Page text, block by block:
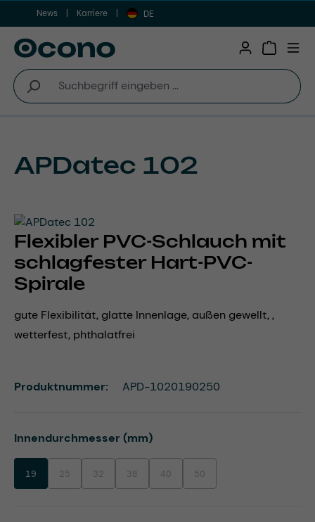
Zum Hauptinhalt springen
News Karriere DE
APDatec 102
Flexibler PVC-Schlauch mit
schlagfester Hart-PVC-
Spirale
gute Flexibilität, glatte Innenlage, außen gewellt, ,
wetterfest, phthalatfrei
Innendurchmesser (mm)auswählen
19 25(Diese Option ist zurzeit nicht verfügbar.)
32(Diese Option ist zurzeit nicht verfügbar.)
38(Diese Option ist zurzeit nicht verfügbar.)
40(Diese Option ist zurzeit nicht verfügbar.)
50(Diese Option ist zurzeit nicht
Produktnummer: APD-1020190250